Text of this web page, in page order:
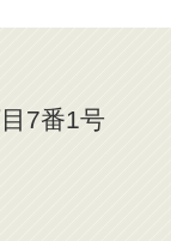
7番1号